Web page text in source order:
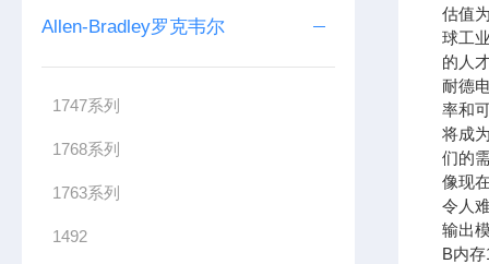
Allen-Bradley罗克韦尔
1747系列
1768系列
1763系列
1492
估值
球工
的人
耐德
率和
将成
们的
像现
令人
输出
B内